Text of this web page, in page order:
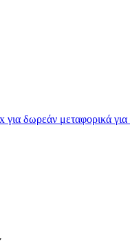
δωρεάν μεταφορικά